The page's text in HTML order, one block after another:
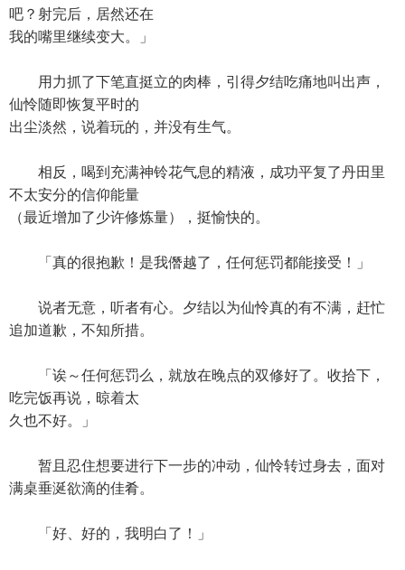
吧？射完后，居然还在
我的嘴里继续变大。」
用力抓了下笔直挺立的肉棒，引得夕结吃痛地叫出声，
仙怜随即恢复平时的
出尘淡然，说着玩的，并没有生气。
相反，喝到充满神铃花气息的精液，成功平复了丹田里
不太安分的信仰能量
（最近增加了少许修炼量），挺愉快的。
「真的很抱歉！是我僭越了，任何惩罚都能接受！」
说者无意，听者有心。夕结以为仙怜真的有不满，赶忙
追加道歉，不知所措。
「诶～任何惩罚么，就放在晚点的双修好了。收拾下，
吃完饭再说，晾着太
久也不好。」
暂且忍住想要进行下一步的冲动，仙怜转过身去，面对
满桌垂涎欲滴的佳肴。
「好、好的，我明白了！」